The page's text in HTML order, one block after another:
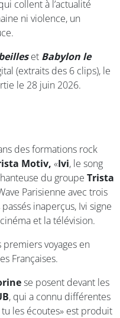
collent à l’actualité
ni violence, un
et Babylon le
(extraits des 6 clips), le
le 28 juin 2026.
des formations rock
Motiv, «Ivi, le song
du groupe Trista
Parisienne avec trois
inaperçus, Ivi signe
et la télévision.
premiers voyages en
Françaises.
se posent devant les
, qui a connu différentes
les écoutes» est produit